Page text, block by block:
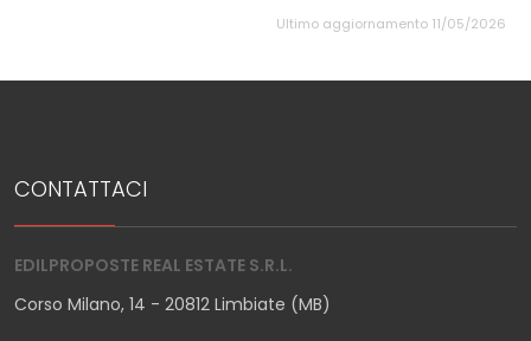
Ultimo aggiornamento 11/05/2026
CONTATTACI
EDILPROPOSTE REAL ESTATE S.R.L.
Corso Milano, 14 - 20812 Limbiate (MB)